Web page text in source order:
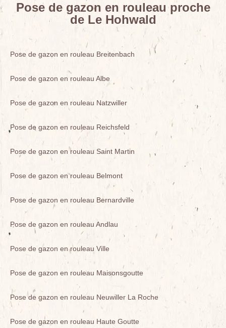
Pose de gazon en rouleau proche
de Le Hohwald
Pose de gazon en rouleau Breitenbach
Pose de gazon en rouleau Albe
Pose de gazon en rouleau Natzwiller
Pose de gazon en rouleau Reichsfeld
Pose de gazon en rouleau Saint Martin
Pose de gazon en rouleau Belmont
Pose de gazon en rouleau Bernardville
Pose de gazon en rouleau Andlau
Pose de gazon en rouleau Ville
Pose de gazon en rouleau Maisonsgoutte
Pose de gazon en rouleau Neuwiller La Roche
Pose de gazon en rouleau Haute Goutte